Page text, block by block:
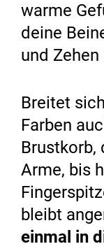
warme
deine
und
Breitet
Farben
Brustkorb,
Arme, bis
bleibt
einmal in